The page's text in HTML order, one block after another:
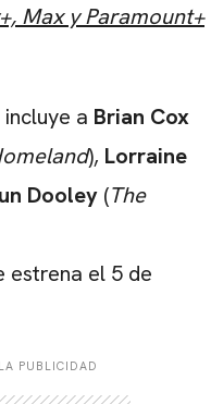
Max y Paramount+
a Brian Cox
), Lorraine
Dooley (The
estrena el 5 de
PUBLICIDAD